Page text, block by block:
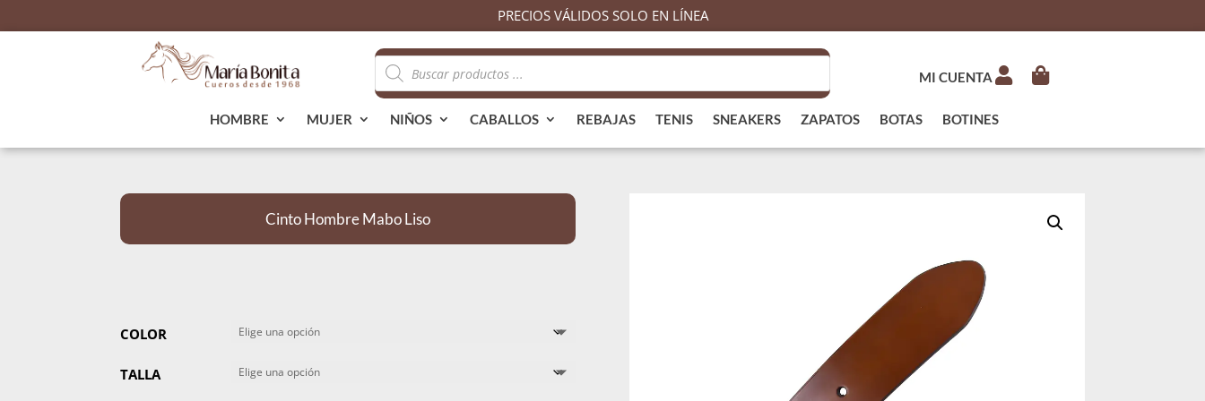
PRECIOS VÁLIDOS SOLO EN LÍNEA
Búsqueda
de
productos
MI CUENTA
HOMBRE MUJER NIÑOS CABALLOS REBAJAS TENIS SNEAKERS ZAPATOS BOTAS BOTINES
Cinto Hombre Mabo Liso
COLOR
TALLA